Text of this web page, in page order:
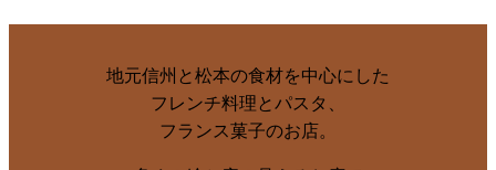
地元信州と松本の食材を中心にした
フレンチ料理とパスタ、
フランス菓子のお店。